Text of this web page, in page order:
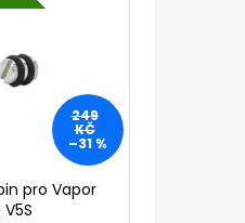
249
KČ
–31 %
pro Vapor